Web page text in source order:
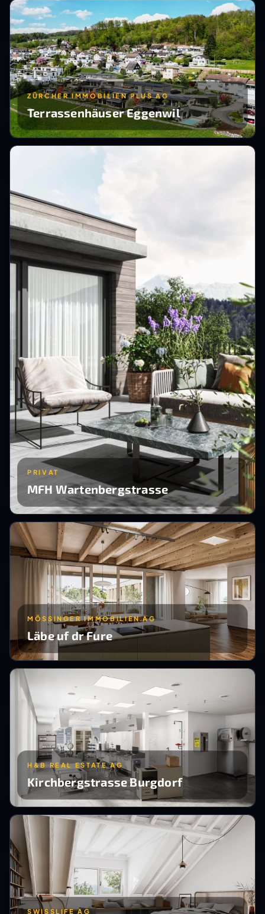
ZÜRCHER IMMOBILIEN PLUS AG
Terrassenhäuser Eggenwil
PRIVAT
MFH Wartenbergstrasse
MÖSSINGER IMMOBILIEN AG
Läbe uf dr Fure
H&B REAL ESTATE AG
Kirchbergstrasse Burgdorf
SWISSLIFE AG